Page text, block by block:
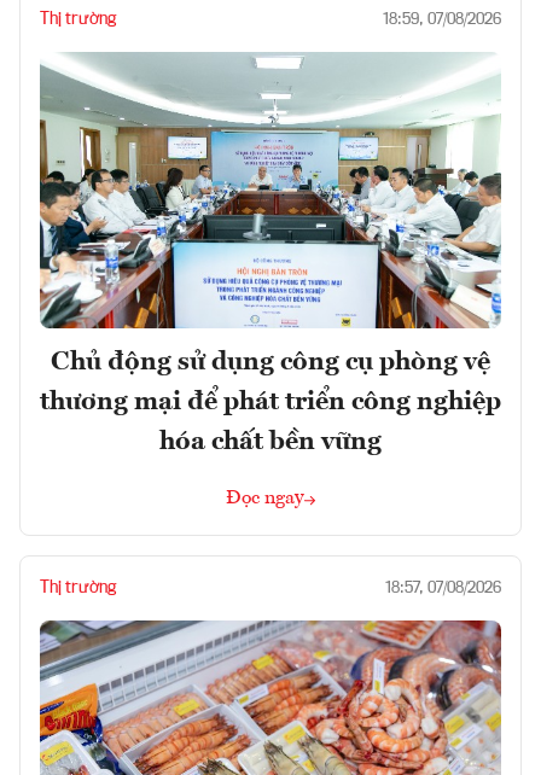
Thị trường 18:59, 07/08/2026
Chủ động sử dụng công cụ phòng vệ
thương mại để phát triển công nghiệp
hóa chất bền vững
Đọc ngay
Thị trường 18:57, 07/08/2026